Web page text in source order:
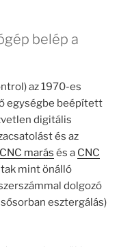
belép a
az 1970-es
egységbe beépített
digitális
és az
CNC marás és a CNC
mint önálló
dolgozó
esztergálás)